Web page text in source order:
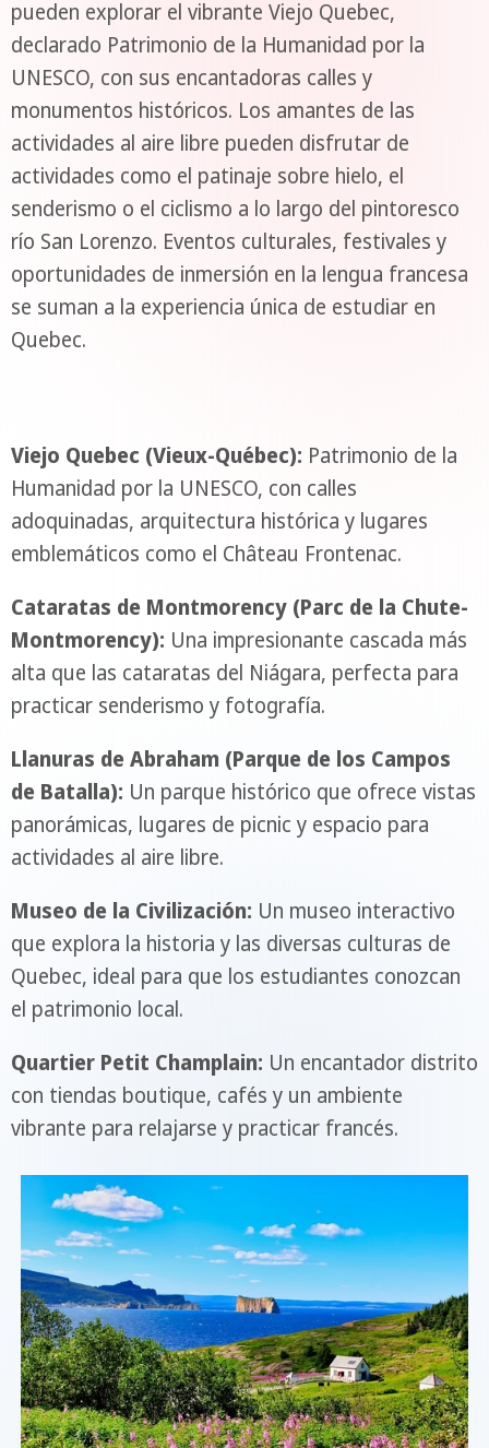
pueden explorar el vibrante Viejo Quebec,
declarado Patrimonio de la Humanidad por la
UNESCO, con sus encantadoras calles y
monumentos históricos. Los amantes de las
actividades al aire libre pueden disfrutar de
actividades como el patinaje sobre hielo, el
senderismo o el ciclismo a lo largo del pintoresco
río San Lorenzo. Eventos culturales, festivales y
oportunidades de inmersión en la lengua francesa
se suman a la experiencia única de estudiar en
Quebec.
Viejo Quebec (Vieux-Québec): Patrimonio de la
Humanidad por la UNESCO, con calles
adoquinadas, arquitectura histórica y lugares
emblemáticos como el Château Frontenac.
Cataratas de Montmorency (Parc de la Chute-
Montmorency): Una impresionante cascada más
alta que las cataratas del Niágara, perfecta para
practicar senderismo y fotografía.
Llanuras de Abraham (Parque de los Campos
de Batalla): Un parque histórico que ofrece vistas
panorámicas, lugares de picnic y espacio para
actividades al aire libre.
Museo de la Civilización: Un museo interactivo
que explora la historia y las diversas culturas de
Quebec, ideal para que los estudiantes conozcan
el patrimonio local.
Quartier Petit Champlain: Un encantador distrito
con tiendas boutique, cafés y un ambiente
vibrante para relajarse y practicar francés.